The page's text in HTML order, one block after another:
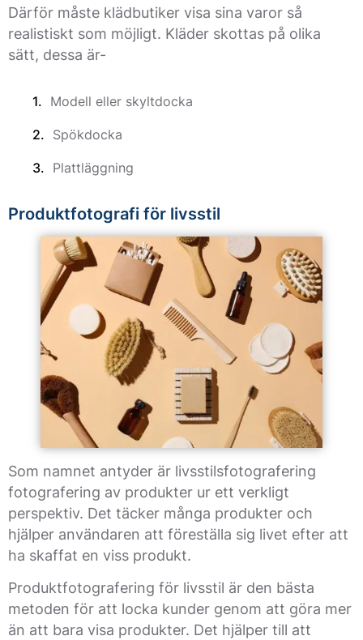
Därför måste klädbutiker visa sina varor så
realistiskt som möjligt. Kläder skottas på olika
sätt, dessa är-
Modell eller skyltdocka
Spökdocka
Plattläggning
Produktfotografi för livsstil
Som namnet antyder är livsstilsfotografering
fotografering av produkter ur ett verkligt
perspektiv. Det täcker många produkter och
hjälper användaren att föreställa sig livet efter att
ha skaffat en viss produkt.
Produktfotografering för livsstil är den bästa
metoden för att locka kunder genom att göra mer
än att bara visa produkter. Det hjälper till att